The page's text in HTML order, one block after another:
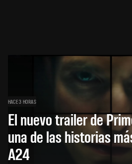
HACE 3 HORAS
El nuevo trailer de
una de las historias
A24